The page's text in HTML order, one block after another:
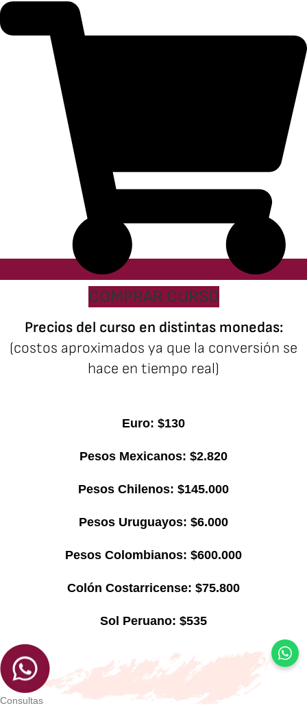
COMPRAR CURSO
Precios del curso en distintas monedas:
(costos aproximados ya que la conversión se
hace en tiempo real)
Euro: $130
Pesos Mexicanos: $2.820
Pesos Chilenos: $145.000
Pesos Uruguayos: $6.000
Pesos Colombianos: $600.000
Colón Costarricense: $75.800
Sol Peruano: $535
Consultas